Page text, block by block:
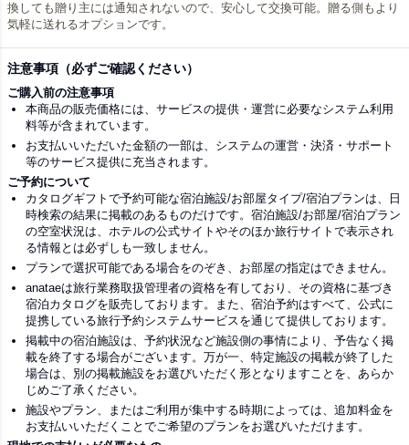
換しても贈り主には通知されないので、安心して交換可能。贈る側もより
気軽に送れるオプションです。
注意事項（必ずご確認ください）
ご購入前の注意事項
本商品の販売価格には、サービスの提供・運営に必要なシステム利用
料等が含まれています。
お支払いいただいた金額の一部は、システムの運営・決済・サポート
等のサービス提供に充当されます。
ご予約について
カタログギフトで予約可能な宿泊施設/お部屋タイプ/宿泊プランは、日
時検索の結果に掲載のあるものだけです。宿泊施設/お部屋/宿泊プラン
の空室状況は、ホテルの公式サイトやそのほか旅行サイトで表示され
る情報とは必ずしも一致しません。
プランで選択可能である場合をのぞき、お部屋の指定はできません。
anataeは旅行業務取扱管理者の資格を有しており、その資格に基づき
宿泊カタログを販売しております。また、宿泊予約はすべて、公式に
提携している旅行予約システムサービスを通じて提供しております。
掲載中の宿泊施設は、予約状況など施設側の事情により、予告なく掲
載を終了する場合がございます。万が一、特定施設の掲載が終了した
場合は、別の掲載施設をお選びいただく形となりますことを、あらか
じめご了承ください。
施設やプラン、またはご利用が集中する時期によっては、追加料金を
お支払いいただくことでご希望のプランをお選びいただけます。